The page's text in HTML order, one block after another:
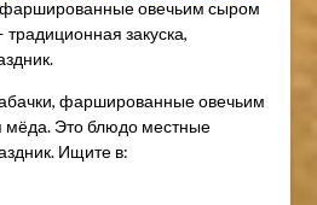
овечьим сыром
закуска,
фаршированные овечьим
мёда. Это блюдо местные
Ищите в: